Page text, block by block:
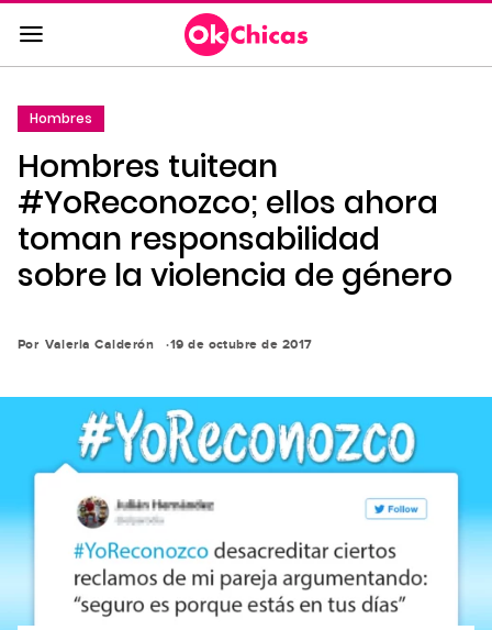
Saltar
al
contenido
a
la
navegación
principal
Hombres
Hombres tuitean
#YoReconozco; ellos ahora
toman responsabilidad
sobre la violencia de género
Por Valeria Calderón 19 de octubre de 2017